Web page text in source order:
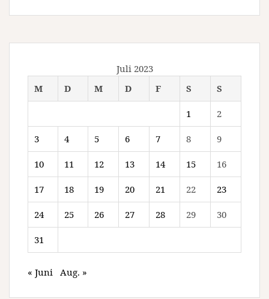
Juli 2023
M
D M D F S S
1 2
3 4 5 6 7 8 9
10 11 12 13 14 15 16
17 18 19 20 21 22 23
24 25 26 27 28 29 30
31
« Juni Aug. »